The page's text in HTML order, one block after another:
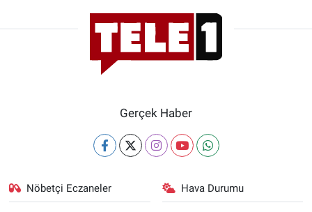
Gerçek Haber
Nöbetçi Eczaneler Hava Durumu